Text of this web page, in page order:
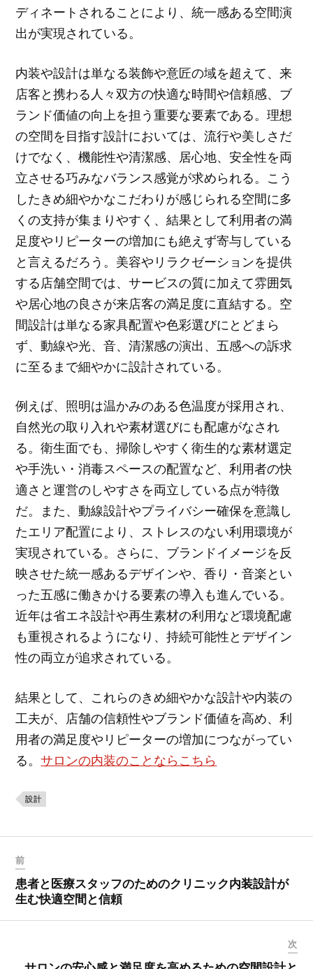
ディネートされることにより、統一感ある空間演
出が実現されている。
内装や設計は単なる装飾や意匠の域を超えて、来
店客と携わる人々双方の快適な時間や信頼感、ブ
ランド価値の向上を担う重要な要素である。理想
の空間を目指す設計においては、流行や美しさだ
けでなく、機能性や清潔感、居心地、安全性を両
立させる巧みなバランス感覚が求められる。こう
したきめ細やかなこだわりが感じられる空間に多
くの支持が集まりやすく、結果として利用者の満
足度やリピーターの増加にも絶えず寄与している
と言えるだろう。美容やリラクゼーションを提供
する店舗空間では、サービスの質に加えて雰囲気
や居心地の良さが来店客の満足度に直結する。空
間設計は単なる家具配置や色彩選びにとどまら
ず、動線や光、音、清潔感の演出、五感への訴求
に至るまで細やかに設計されている。
例えば、照明は温かみのある色温度が採用され、
自然光の取り入れや素材選びにも配慮がなされ
る。衛生面でも、掃除しやすく衛生的な素材選定
や手洗い・消毒スペースの配置など、利用者の快
適さと運営のしやすさを両立している点が特徴
だ。また、動線設計やプライバシー確保を意識し
たエリア配置により、ストレスのない利用環境が
実現されている。さらに、ブランドイメージを反
映させた統一感あるデザインや、香り・音楽とい
った五感に働きかける要素の導入も進んでいる。
近年は省エネ設計や再生素材の利用など環境配慮
も重視されるようになり、持続可能性とデザイン
性の両立が追求されている。
結果として、これらのきめ細やかな設計や内装の
工夫が、店舗の信頼性やブランド価値を高め、利
用者の満足度やリピーターの増加につながってい
る。サロンの内装のことならこちら
設計
前
患者と医療スタッフのためのクリニック内装設計が
生む快適空間と信頼
次